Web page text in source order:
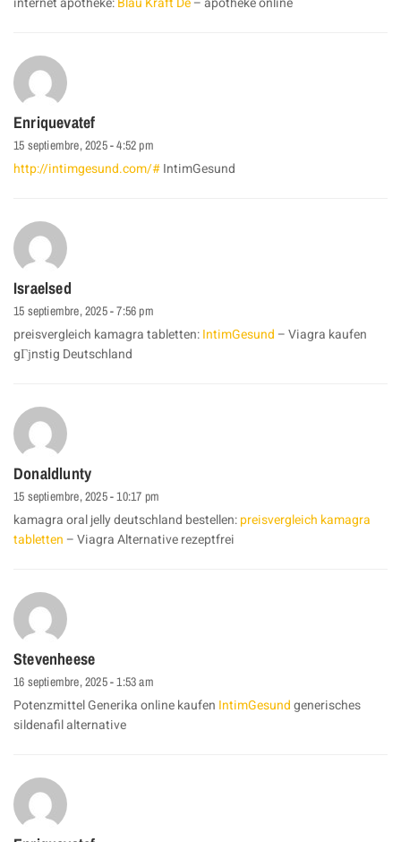
Enriquevatef
15 septiembre, 2025 - 4:52 pm
http://intimgesund.com/#IntimGesund
Israelsed
15 septiembre, 2025 - 7:56 pm
preisvergleich kamagra tabletten:IntimGesund – Viagra kaufen
gГјnstig Deutschland
Donaldlunty
15 septiembre, 2025 - 10:17 pm
kamagra oral jelly deutschland bestellen:preisvergleich kamagra
tabletten – Viagra Alternative rezeptfrei
Stevenheese
16 septiembre, 2025 - 1:53 am
Potenzmittel Generika online kaufen IntimGesundgenerisches
sildenafil alternative